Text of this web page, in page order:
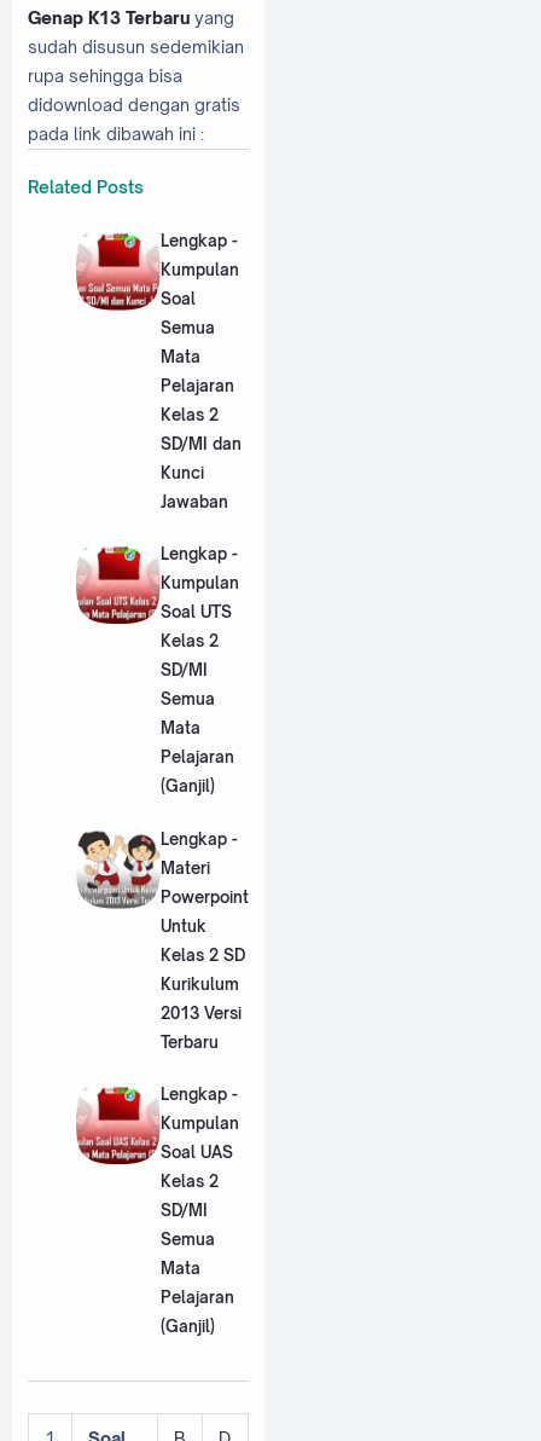
Genap K13 Terbaru yang
sudah disusun sedemikian
rupa sehingga bisa
didownload dengan gratis
pada link dibawah ini :
Related Posts
Lengkap -
Kumpulan
Soal
Semua
Mata
Pelajaran
Kelas 2
SD/MI dan
Kunci
Jawaban
Lengkap -
Kumpulan
Soal UTS
Kelas 2
SD/MI
Semua
Mata
Pelajaran
(Ganjil)
Lengkap -
Materi
Powerpoint
Untuk
Kelas 2 SD
Kurikulum
2013 Versi
Terbaru
Lengkap -
Kumpulan
Soal UAS
Kelas 2
SD/MI
Semua
Mata
Pelajaran
(Ganjil)